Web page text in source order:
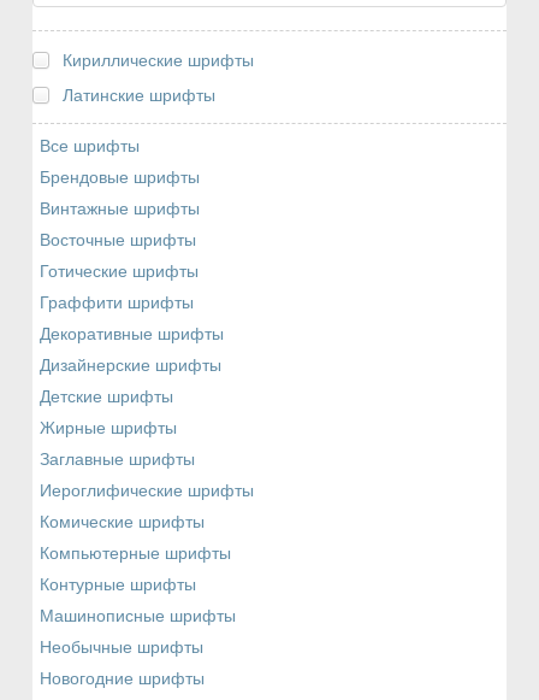
Кириллические шрифты
Латинские шрифты
Все шрифты
Брендовые шрифты
Винтажные шрифты
Восточные шрифты
Готические шрифты
Граффити шрифты
Декоративные шрифты
Дизайнерские шрифты
Детские шрифты
Жирные шрифты
Заглавные шрифты
Иероглифические шрифты
Комические шрифты
Компьютерные шрифты
Контурные шрифты
Машинописные шрифты
Необычные шрифты
Новогодние шрифты